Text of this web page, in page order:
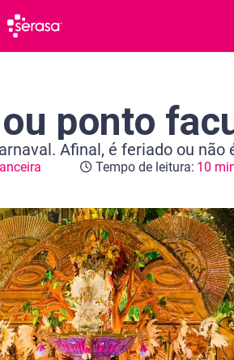
ponto
Afinal, é feriado ou não
Tempo de leitura: 10